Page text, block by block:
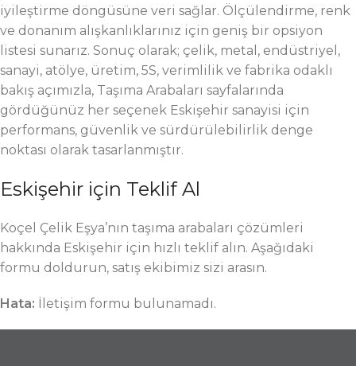
iyileştirme döngüsüne veri sağlar. Ölçülendirme, renk
ve donanım alışkanlıklarınız için geniş bir opsiyon
listesi sunarız. Sonuç olarak; çelik, metal, endüstriyel,
sanayi, atölye, üretim, 5S, verimlilik ve fabrika odaklı
bakış açımızla, Taşıma Arabaları sayfalarında
gördüğünüz her seçenek Eskişehir sanayisi için
performans, güvenlik ve sürdürülebilirlik denge
noktası olarak tasarlanmıştır.
Eskişehir için Teklif Al
Koçel Çelik Eşya’nın taşıma arabaları çözümleri
hakkında Eskişehir için hızlı teklif alın. Aşağıdaki
formu doldurun, satış ekibimiz sizi arasın.
Hata: İletişim formu bulunamadı.